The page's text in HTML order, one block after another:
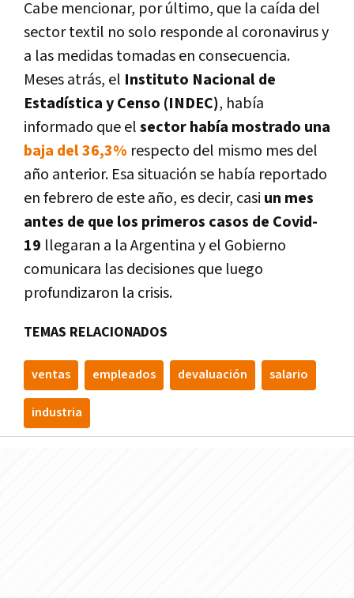
Cabe mencionar, por último, que la caída del
sector textil no solo responde al coronavirus y
a las medidas tomadas en consecuencia.
Meses atrás, el Instituto Nacional de
Estadística y Censo (INDEC), había
informado que elsector había mostrado una
baja del 36,3% respecto del mismo mes del
año anterior. Esa situación se había reportado
en febrero de este año, es decir, casi un mes
antes de que los primeros casos de Covid-
19 llegaran a la Argentina y el Gobierno
comunicara las decisiones que luego
profundizaron la crisis.
TEMAS RELACIONADOS
ventas empleados devaluación salario
industria